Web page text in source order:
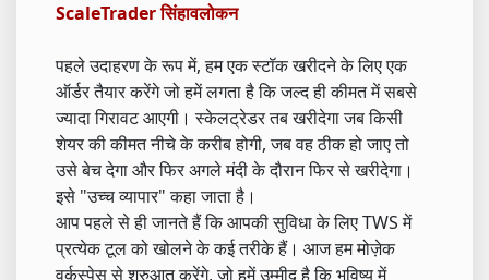
ScaleTrader सिंहावलोकन
पहले उदाहरण के रूप में, हम एक स्टॉक खरीदने के लिए एक
ऑर्डर तैयार करेंगे जो हमें लगता है कि जल्द ही कीमत में सबसे
ज्यादा गिरावट आएगी। स्केलट्रेडर तब खरीदेगा जब किसी
शेयर की कीमत नीचे के करीब होगी, जब वह ठीक हो जाए तो
उसे बेच देगा और फिर अगले मंदी के दौरान फिर से खरीदेगा।
इसे "उच्च व्यापार" कहा जाता है।
आप पहले से ही जानते हैं कि आपकी सुविधा के लिए TWS में
प्रत्येक टूल को खोलने के कई तरीके हैं। आज हम मोज़ेक
वर्कस्पेस से शुरुआत करेंगे, जो हमें उम्मीद है कि भविष्य में